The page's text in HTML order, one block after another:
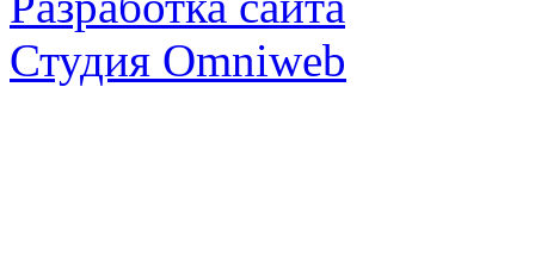
Студия Omniweb